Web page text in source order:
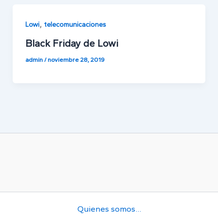
Lowi, telecomunicaciones
Black Friday de Lowi
admin /noviembre 28, 2019
Quienes somos…